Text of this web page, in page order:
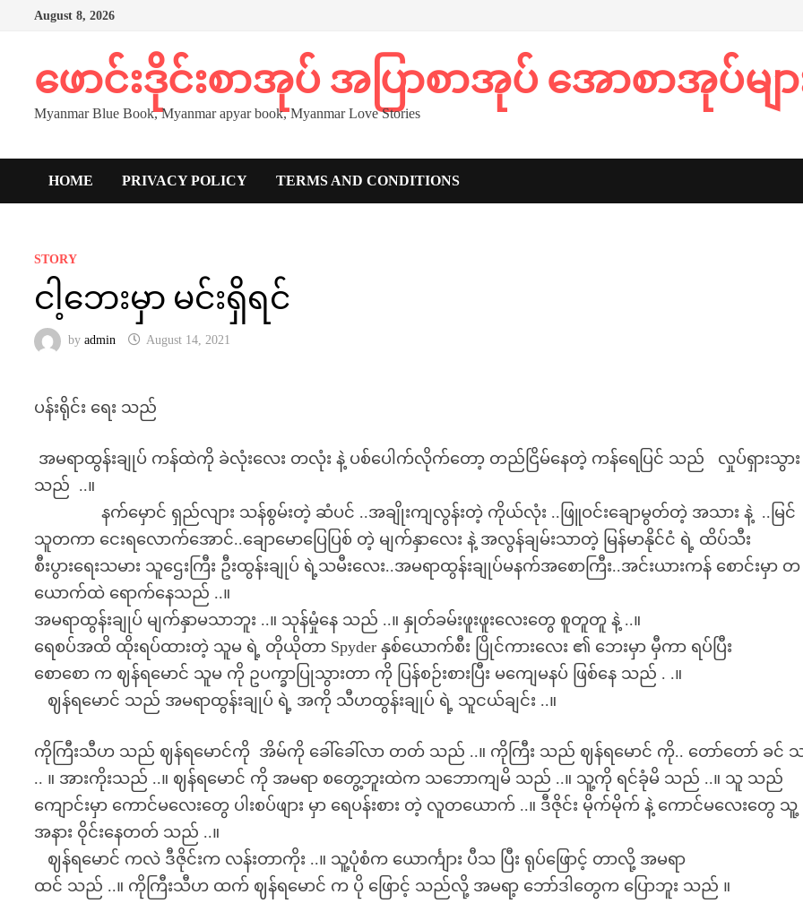
August 8, 2026
ဖောင်းဒိုင်းစာအုပ် အပြာစာအုပ် အောစာအုပ်မျာ
Myanmar Blue Book, Myanmar apyar book, Myanmar Love Stories
HOME PRIVACY POLICY TERMS AND CONDITIONS
STORY
ငါ့ဘေးမှာ မင်းရှိရင်
byadmin August 14, 2021
ပန်းရိုင်း ရေး သည်
အမရာထွန်းချုပ် ကန်ထဲကို ခဲလုံးလေး တလုံး နဲ့ ပစ်ပေါက်လိုက်တော့ တည်ငြိမ်နေတဲ့ ကန်ရေပြင် သည် လှုပ်ရှားသွား
သည် ..။
နက်မှောင် ရှည်လျား သန်စွမ်းတဲ့ ဆံပင် ..အချိုးကျလွန်းတဲ့ ကိုယ်လုံး ..ဖြူဝင်းချောမွတ်တဲ့ အသား နဲ့ ..မြင်
သူတကာ ငေးရလောက်အောင်..ချောမောပြေပြစ် တဲ့ မျက်နှာလေး နဲ့ အလွန်ချမ်းသာတဲ့ မြန်မာနိုင်ငံ ရဲ့ ထိပ်သီး
စီးပွားရေးသမား သူဌေးကြီး ဦးထွန်းချုပ် ရဲ့သမီးလေး..အမရာထွန်းချုပ်မနက်အစောကြီး..အင်းယားကန် စောင်းမှာ တ
ယောက်ထဲ ရောက်နေသည် ..။
အမရာထွန်းချုပ် မျက်နှာမသာဘူး ..။ သုန်မှုံနေ သည် ..။ နှုတ်ခမ်းဖူးဖူးလေးတွေ စူတူတူ နဲ့ ..။
ရေစပ်အထိ ထိုးရပ်ထားတဲ့ သူမ ရဲ့ တိုယိုတာ Spyder နှစ်ယောက်စီး ပြိုင်ကားလေး ၏ ဘေးမှာ မှီကာ ရပ်ပြီး
စောစော က ဈန်ရမောင် သူမ ကို ဥပက္ခာပြုသွားတာ ကို ပြန်စဉ်းစားပြီး မကျေမနပ် ဖြစ်နေ သည် . .။
ဈန်ရမောင် သည် အမရာထွန်းချုပ် ရဲ့ အကို သီဟထွန်းချုပ် ရဲ့ သူငယ်ချင်း ..။
ကိုကြီးသီဟ သည် ဈန်ရမောင်ကို အိမ်ကို ခေါ်ခေါ်လာ တတ် သည် ..။ ကိုကြီး သည် ဈန်ရမောင် ကို.. တော်တော် ခင်
.. ။ အားကိုးသည် ..။ ဈန်ရမောင် ကို အမရာ စတွေ့ဘူးထဲက သဘောကျမိ သည် ..။ သူ့ကို ရင်ခုံမိ သည် ..။ သူ သည်
ကျောင်းမှာ ကောင်မလေးတွေ ပါးစပ်ဖျား မှာ ရေပန်းစား တဲ့ လူတယောက် ..။ ဒီဇိုင်း မိုက်မိုက် နဲ့ ကောင်မလေးတွေ သူ့
အနား ဝိုင်းနေတတ် သည် ..။
ဈန်ရမောင် ကလဲ ဒီဇိုင်းက လန်းတာကိုး ..။ သူ့ပုံစံက ယောင်္ကျား ပီသ ပြီး ရုပ်ဖြောင့် တာလို့ အမရာ
ထင် သည် ..။ ကိုကြီးသီဟ ထက် ဈန်ရမောင် က ပို ဖြောင့် သည်လို့ အမရာ့ ဘော်ဒါတွေက ပြောဘူး သည် ။